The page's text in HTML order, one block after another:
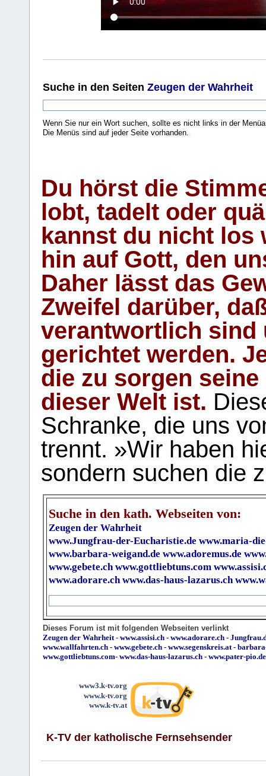
Suche in den Seiten Zeugen der Wahrheit
Wenn Sie nur ein Wort suchen, sollte es nicht links in der
Die Menüs sind auf jeder Seite vorhanden.
Du hörst die
lobt, tadelt oder
kannst du nicht los
hin auf Gott, den
Daher lässt das
Zweifel darüber,
verantwortlich sind
gerichtet werden.
die zu sorgen
dieser Welt ist.
Schranke, die uns
trennt. »Wir haben
sondern suchen die
Suche in den kath. Webseiten von:
Zeugen der Wahrheit
www.Jungfrau-der-Eucharistie.de www.maria-
www.barbara-weigand.de www.adoremus.de
www.gebete.ch www.gottliebtuns.com
www.adorare.ch www.das-haus-lazarus.ch
Dieses Forum ist mit folgenden Webseiten verlinkt
Zeugen der Wahrheit - www.assisi.ch - www.adorare.ch -
www.wallfahrten.ch - www.gebete.ch - www.segenskreis.at -
www.gottliebtuns.com- www.das-haus-lazarus.ch - www.pater-pio.de
www3.k-tv.org
www.k-tv.org
www.k-tv.at
K-TV der katholische Fernsehsender